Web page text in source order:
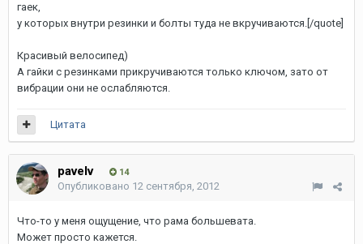
гаек,
у которых внутри резинки и болты туда не вкручиваются.[/quote]
Красивый велосипед)
А гайки с резинками прикручиваются только ключом, зато от
вибрации они не ослабляются.
Цитата
pavelv 14
Опубликовано 12 сентября, 2012
Что-то у меня ощущение, что рама большевата.
Может просто кажется.